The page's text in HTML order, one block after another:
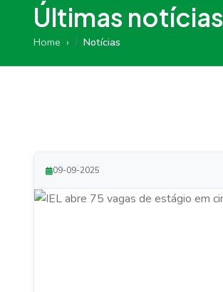
Últimas notícias
Home Notícias
09-09-2025